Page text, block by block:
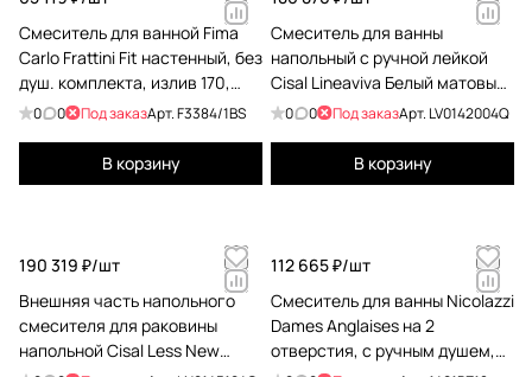
Смеситель для ванной Fima
Carlo Frattini Fit настенный, без
душ. комплекта, излив 170,
белый матовый F3384/1BS
0 0 Под заказАрт.F3384/1BS
В корзину
Смеситель для ванны
напольный с ручной лейкой
Cisal Lineaviva Белый матовый
(без внутр части ZA004510)
0 0 Под заказАрт. LV0142004Q
В корзину
190 319 ₽/шт
Внешняя часть напольного
смесителя для раковины
напольной Cisal Less New
112 665 ₽/шт
Смеситель для ванны Nicolazzi
Dames Anglaises на 2
отверстия, с ручным душем,